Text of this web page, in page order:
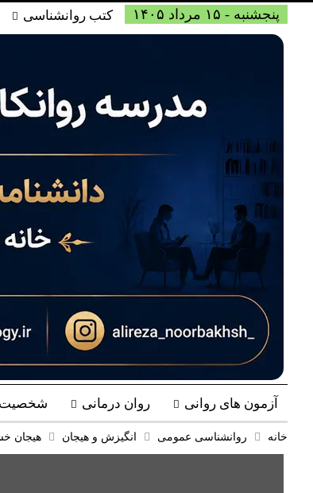
پنجشنبه - ۱۵ مرداد ۱۴۰۵ کتب روانشناسی
آزمون های روانی روان درمانی شخصیت
خانه روانشناسی عمومی انگیزش و هیجان هیجان